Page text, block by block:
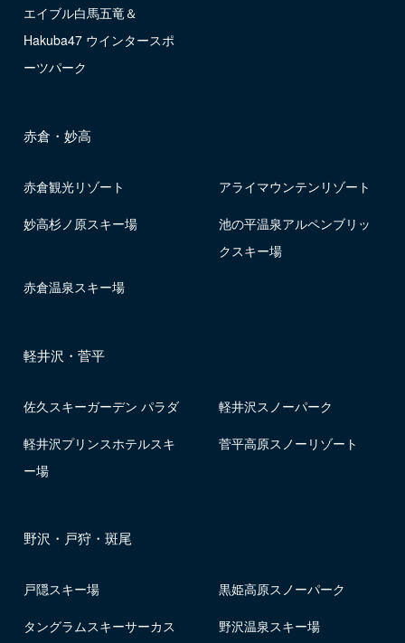
エイブル白馬五竜＆
Hakuba47 ウインタースポ
ーツパーク
赤倉・妙高
赤倉観光リゾート アライマウンテンリゾート
妙高杉ノ原スキー場
池の平温泉アルペンブリッ
クスキー場
赤倉温泉スキー場
軽井沢・菅平
佐久スキーガーデン パラダ 軽井沢スノーパーク
軽井沢プリンスホテルスキ
ー場
菅平高原スノーリゾート
野沢・戸狩・斑尾
戸隠スキー場 黒姫高原スノーパーク
タングラムスキーサーカス 野沢温泉スキー場